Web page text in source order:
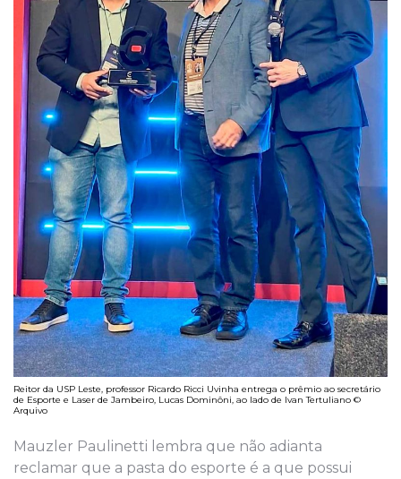
Reitor da USP Leste, professor Ricardo Ricci Uvinha entrega o prêmio ao secretário
de Esporte e Laser de Jambeiro, Lucas Dominôni, ao lado de Ivan Tertuliano ©
Arquivo
Mauzler Paulinetti lembra que não adianta
reclamar que a pasta do esporte é a que possui